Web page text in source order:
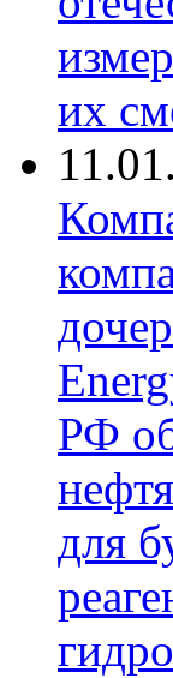
их
РФ
для